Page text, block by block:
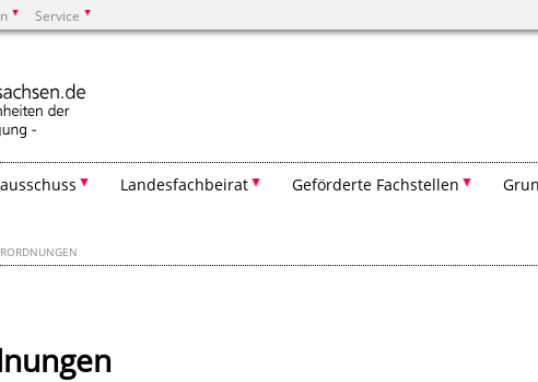
Service
Landesfachbeirat Geförderte Fachstellen